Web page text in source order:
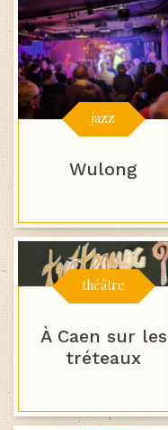
jazz
Wulong
théâtre
À Caen sur les
tréteaux